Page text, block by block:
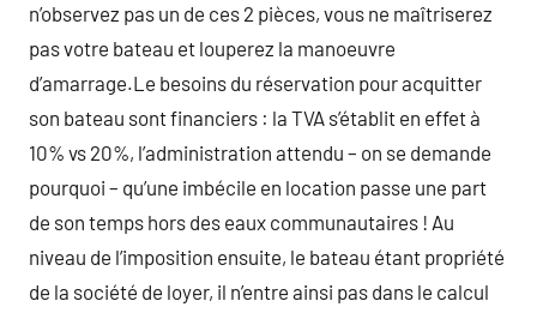
n’observez pas un de ces 2 pièces, vous ne maîtriserez
pas votre bateau et louperez la manoeuvre
d’amarrage.Le besoins du réservation pour acquitter
son bateau sont financiers : la TVA s’établit en effet à
10% vs 20%, l’administration attendu – on se demande
pourquoi – qu’une imbécile en location passe une part
de son temps hors des eaux communautaires ! Au
niveau de l’imposition ensuite, le bateau étant propriété
de la société de loyer, il n’entre ainsi pas dans le calcul